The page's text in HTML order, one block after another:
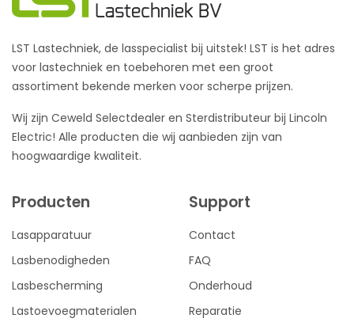
LST Lastechniek, de lasspecialist bij uitstek! LST is het adres
voor lastechniek en toebehoren met een groot
assortiment bekende merken voor scherpe prijzen.
Wij zijn Ceweld Selectdealer en Sterdistributeur bij Lincoln
Electric! Alle producten die wij aanbieden zijn van
hoogwaardige kwaliteit.
Producten
Lasapparatuur
Lasbenodigheden
Lasbescherming
Lastoevoegmaterialen
Support
Contact
FAQ
Onderhoud
Reparatie